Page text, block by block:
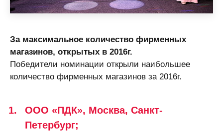
За максимальное количество фирменных
магазинов, открытых в 2016г.
Победители номинации открыли наибольшее
количество фирменных магазинов за 2016г.
ООО «ПДК», Москва, Санкт-
Петербург;